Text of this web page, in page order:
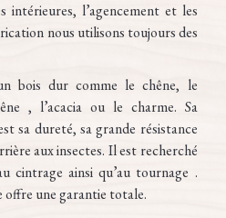
intérieures, l’agencement et les
nous utilisons toujours des
dur comme le chêne, le
, l’acacia ou le charme. Sa
sa dureté, sa grande résistance
aux insectes. Il est recherché
cintrage ainsi qu’au tournage .
une garantie totale.